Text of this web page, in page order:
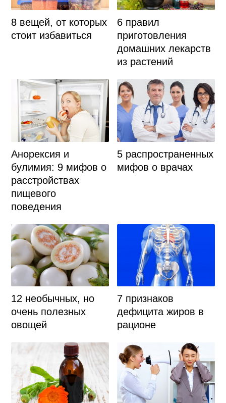
8 вещей, от которых
стоит избавиться
6 правил
приготовления
домашних лекарств
из растений
Анорексия и
булимия: 9 мифов о
расстройствах
пищевого
поведения
5 распространенных
мифов о врачах
12 необычных, но
очень полезных
овощей
7 признаков
дефицита жиров в
рационе